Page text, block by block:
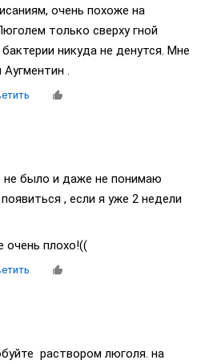
очень похоже на
только сверху гной
никуда не денутся. Мне
.
не было и даже не понимаю
, если я уже 2 недели
очень плохо!((
раствором люголя. на